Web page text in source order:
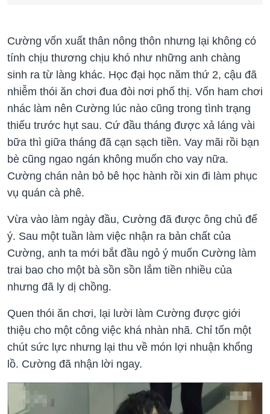
Cường vốn xuất thân nông thôn nhưng lại không có
tính chịu thương chịu khó như những anh chàng
sinh ra từ làng khác. Học đại học năm thứ 2, cậu đã
nhiễm thói ăn chơi đua đòi nơi phố thị. Vốn ham chơi
nhác làm nên Cường lúc nào cũng trong tình trạng
thiếu trước hụt sau. Cứ đầu tháng được xả láng vài
bữa thì giữa tháng đã cạn sạch tiền. Vay mãi rồi bạn
bè cũng ngao ngán không muốn cho vay nữa.
Cường chán nản bỏ bê học hành rồi xin đi làm phục
vụ quán cà phê.
Vừa vào làm ngày đầu, Cường đã được ông chủ để
ý. Sau một tuần làm việc nhận ra bản chất của
Cường, anh ta mới bắt đầu ngỏ ý muốn Cường làm
trai bao cho một bà sồn sồn lắm tiền nhiều của
nhưng đã ly dị chồng.
Quen thói ăn chơi, lại lười làm Cường được giới
thiệu cho một công việc khá nhàn nhã. Chỉ tốn một
chút sức lực nhưng lại thu về món lợi nhuận khổng
lồ. Cường đã nhận lời ngay.